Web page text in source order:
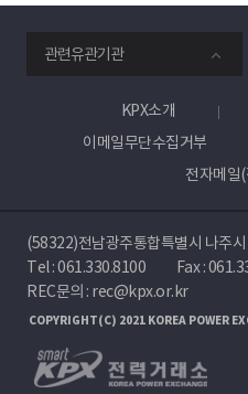
겨
주
세
요
관련유관기관
KPX소개
이메일무단수집거부
전자메일
(58322)전남광주통합특별시 나주
Tel :061.330.8100
Fax :
REC문의 : rec@kpx.or.kr
COPYRIGHT(C) 2021 KOREA POWER